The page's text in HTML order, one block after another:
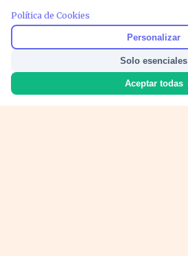
Noticias y análisis de
inversión y política.
para entender lo que
país.
Política de Cookies
Personalizar
Solo esenciales
Aceptar todas